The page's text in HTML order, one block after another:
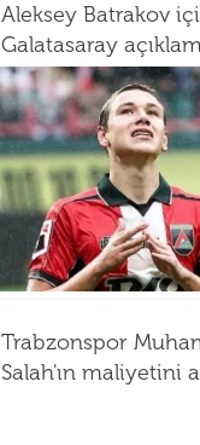
Aleksey Batrakov
Galatasaray
Trabzonspor
Salah'ın maliyetini